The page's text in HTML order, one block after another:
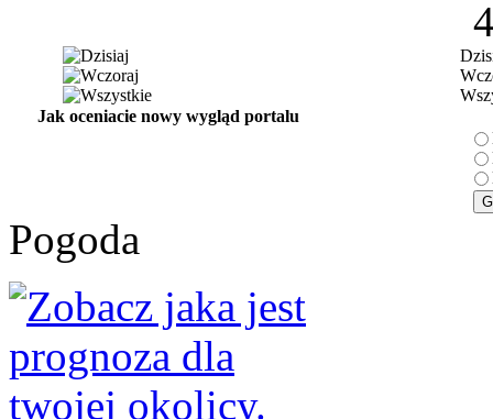
Jak oceniacie nowy wygląd portalu
Pogoda